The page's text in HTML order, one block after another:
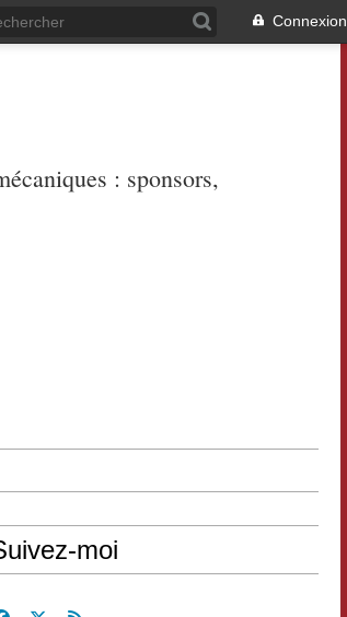
Connexion
: sponsors,
moi